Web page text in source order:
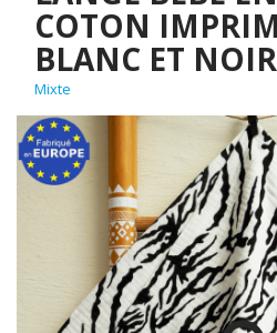
COTON
BLANC ET NOIR
Mixte